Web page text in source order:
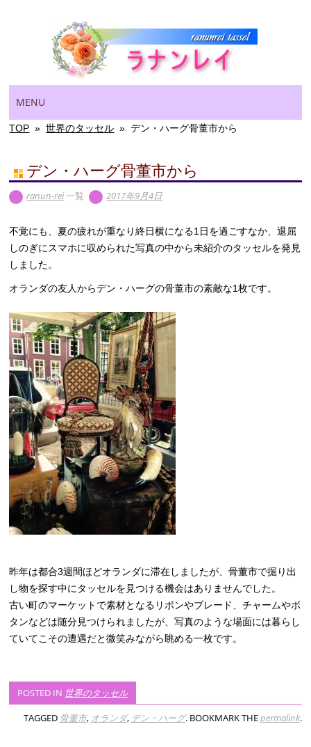
Main menu
to
content
MENU
TOP »世界のタッセル »デン・ハーグ骨董市から
デン・ハーグ骨董市から
ranun-rei一覧 2017年9月4日
不覚にも、夏の疲れが重なり終日横になる1日を過ごすなか、退屈
しのぎにスマホに収められた写真の中から未紹介のタッセルを発見
しました。
オランダの友人からデン・ハーグの骨董市の素敵な1枚です。
昨年は都合3週間ほどオランダに滞在しましたが、骨董市で掘り出
し物を探す中にタッセルを見つける機会はありませんでした。
古い町のマーケットで素材となるリボンやブレード、チャームやボ
タンなどは随分見つけられましたが、写真のような場面には暮らし
ていてこその遭遇だと微笑みながら眺める一枚です。
POSTED IN 世界のタッセル
TAGGED 骨董市, オランダ, デン・ハーグ. BOOKMARK THEpermalink.